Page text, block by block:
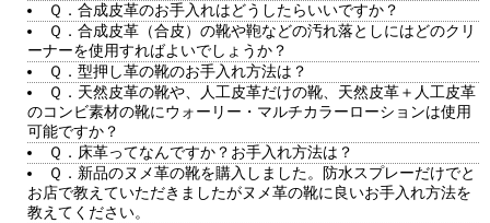
Ｑ．合成皮革のお手入れはどうしたらいいですか？
Ｑ．合成皮革（合皮）の靴や鞄などの汚れ落としにはどのクリ
ーナーを使用すればよいでしょうか？
Ｑ．型押し革の靴のお手入れ方法は？
Ｑ．天然皮革の靴や、人工皮革だけの靴、天然皮革＋人工皮革
のコンビ素材の靴にウォーリー・マルチカラーローションは使用
可能ですか？
Ｑ．床革ってなんですか？お手入れ方法は？
Ｑ．新品のヌメ革の靴を購入しました。防水スプレーだけでと
お店で教えていただきましたがヌメ革の靴に良いお手入れ方法を
教えてください。